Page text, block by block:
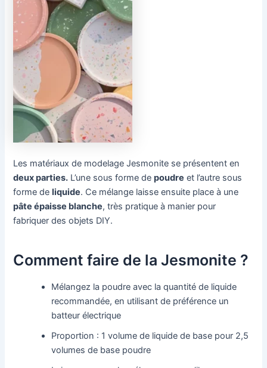
Les matériaux de modelage Jesmonite se présentent en
deux parties. L’une sous forme depoudre et l’autre sous
forme deliquide. Ce mélange laisse ensuite place à une
pâte épaisse blanche, très pratique à manier pour
fabriquer des objets DIY.
Comment faire de la Jesmonite ?
Mélangez la poudre avec la quantité de liquide
recommandée, en utilisant de préférence un
batteur électrique
Proportion : 1 volume de liquide de base pour 2,5
volumes de base poudre